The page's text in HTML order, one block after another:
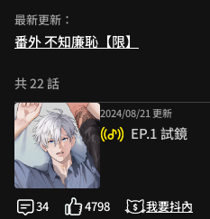
最新更新：
番外 不知廉恥【限】
共 22 話
2024/08/21 更新
EP.1 試鏡
34 4798 我要抖內